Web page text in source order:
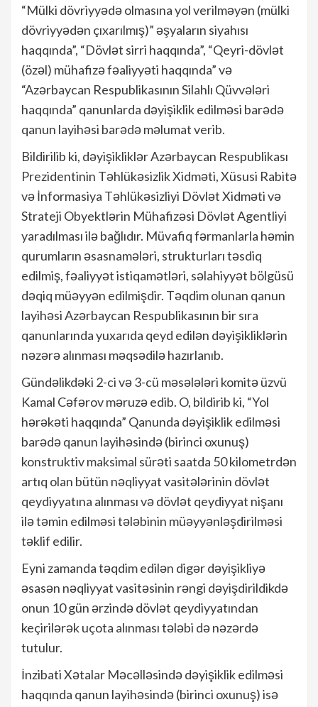
“Mülki dövriyyədə olmasına yol verilməyən (mülki
dövriyyədən çıxarılmış)” əşyaların siyahısı
haqqında”, “Dövlət sirri haqqında”, “Qeyri-dövlət
(özəl) mühafizə fəaliyyəti haqqında” və
“Azərbaycan Respublikasının Silahlı Qüvvələri
haqqında” qanunlarda dəyişiklik edilməsi barədə
qanun layihəsi barədə məlumat verib.
Bildirilib ki, dəyişikliklər Azərbaycan Respublikası
Prezidentinin Təhlükəsizlik Xidməti, Xüsusi Rabitə
və İnformasiya Təhlükəsizliyi Dövlət Xidməti və
Strateji Obyektlərin Mühafizəsi Dövlət Agentliyi
yaradılması ilə bağlıdır. Müvafiq fərmanlarla həmin
qurumların əsasnamələri, strukturları təsdiq
edilmiş, fəaliyyət istiqamətləri, səlahiyyət bölgüsü
dəqiq müəyyən edilmişdir. Təqdim olunan qanun
layihəsi Azərbaycan Respublikasının bir sıra
qanunlarında yuxarıda qeyd edilən dəyişikliklərin
nəzərə alınması məqsədilə hazırlanıb.
Gündəlikdəki 2-ci və 3-cü məsələləri komitə üzvü
Kamal Cəfərov məruzə edib. O, bildirib ki, “Yol
hərəkəti haqqında” Qanunda dəyişiklik edilməsi
barədə qanun layihəsində (birinci oxunuş)
konstruktiv maksimal sürəti saatda 50 kilometrdən
artıq olan bütün nəqliyyat vasitələrinin dövlət
qeydiyyatına alınması və dövlət qeydiyyat nişanı
ilə təmin edilməsi tələbinin müəyyənləşdirilməsi
təklif edilir.
Eyni zamanda təqdim edilən digər dəyişikliyə
əsasən nəqliyyat vasitəsinin rəngi dəyişdirildikdə
onun 10 gün ərzində dövlət qeydiyyatından
keçirilərək uçota alınması tələbi də nəzərdə
tutulur.
İnzibati Xətalar Məcəlləsində dəyişiklik edilməsi
haqqında qanun layihəsində (birinci oxunuş) isə